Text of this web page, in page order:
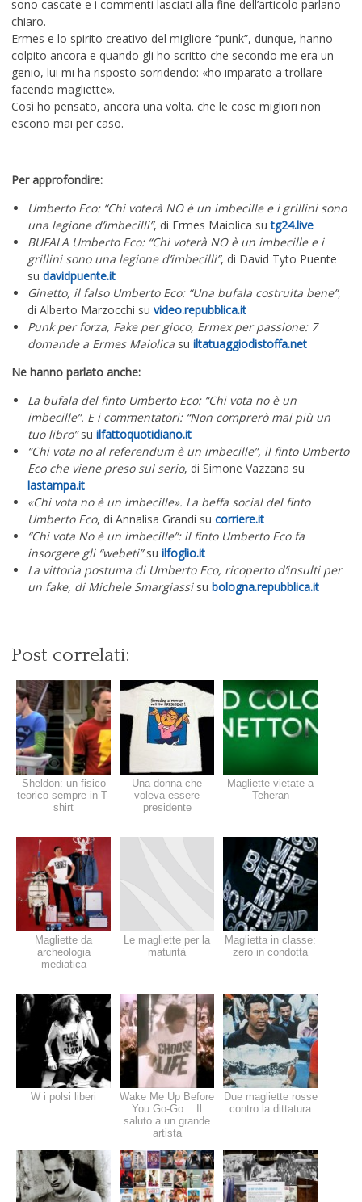
sono cascate e i commenti lasciati alla fine dell’articolo parlano
chiaro.
Ermes e lo spirito creativo del migliore “punk”, dunque, hanno
colpito ancora e quando gli ho scritto che secondo me era un
genio, lui mi ha risposto sorridendo: «ho imparato a trollare
facendo magliette».
Così ho pensato, ancora una volta. che le cose migliori non
escono mai per caso.
Per approfondire:
Umberto Eco: “Chi voterà NO è un imbecille e i grillini sono
una legione d’imbecilli”, di Ermes Maiolica sutg24.live
BUFALA Umberto Eco: “Chi voterà NO è un imbecille e i
grillini sono una legione d’imbecilli”, di David Tyto Puente
su davidpuente.it
Ginetto, il falso Umberto Eco: “Una bufala costruita bene”,
di Alberto Marzocchi su video.repubblica.it
Punk per forza, Fake per gioco, Ermex per passione: 7
domande a Ermes Maiolica su iltatuaggiodistoffa.net
Ne hanno parlato anche:
La bufala del finto Umberto Eco: “Chi vota no è un
imbecille”. E i commentatori: “Non comprerò mai più un
tuo libro”su ilfattoquotidiano.it
“Chi vota no al referendum è un imbecille”, il finto Umberto
Eco che viene preso sul serio, di Simone Vazzana su
lastampa.it
«Chi vota no è un imbecille». La beffa social del finto
Umberto Eco, di Annalisa Grandi su corriere.it
“Chi vota No è un imbecille”: il finto Umberto Eco fa
insorgere gli “webeti”su ilfoglio.it
La vittoria postuma di Umberto Eco, ricoperto d’insulti per
un fake, di Michele Smargiassisu bologna.repubblica.it
Post correlati:
Sheldon: un fisico
teorico sempre in T-
shirt
Una donna che
voleva essere
presidente
Magliette vietate a
Teheran
Magliette da
archeologia
mediatica
Le magliette per la
maturità
Maglietta in classe:
zero in condotta
W i polsi liberi
Wake Me Up Before
You Go-Go... Il
saluto a un grande
artista
Due magliette rosse
contro la dittatura